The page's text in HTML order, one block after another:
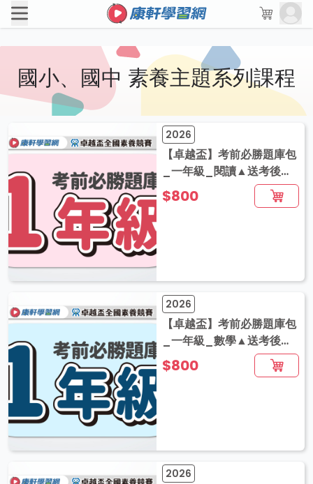
國小、國中 素養主題系列課程
2026
【卓越盃】考前必勝題庫包
_一年級_閱讀▲送考後影
音解題
$800
2026
【卓越盃】考前必勝題庫包
_一年級_數學▲送考後影
音解題
$800
2026